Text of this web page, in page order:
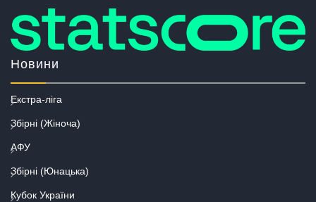
Новини
Екстра-ліга
Збірні (Жіноча)
АФУ
Збірні (Юнацька)
Кубок України